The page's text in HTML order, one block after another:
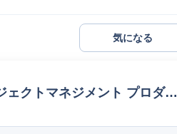
気になる
ェクトマネジメント プロダク